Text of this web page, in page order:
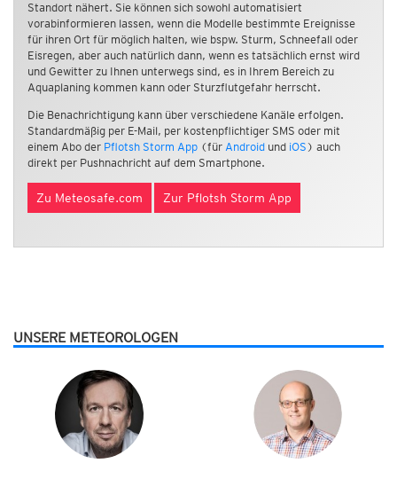
Standort nähert. Sie können sich sowohl automatisiert
vorabinformieren lassen, wenn die Modelle bestimmte Ereignisse
für ihren Ort für möglich halten, wie bspw. Sturm, Schneefall oder
Eisregen, aber auch natürlich dann, wenn es tatsächlich ernst wird
und Gewitter zu Ihnen unterwegs sind, es in Ihrem Bereich zu
Aquaplaning kommen kann oder Sturzflutgefahr herrscht.
Die Benachrichtigung kann über verschiedene Kanäle erfolgen.
Standardmäßig per E-Mail, per kostenpflichtiger SMS oder mit
einem Abo der Pflotsh Storm App (für Android und iOS ) auch
direkt per Pushnachricht auf dem Smartphone.
Zu Meteosafe.com Zur Pflotsh Storm App
UNSERE METEOROLOGEN